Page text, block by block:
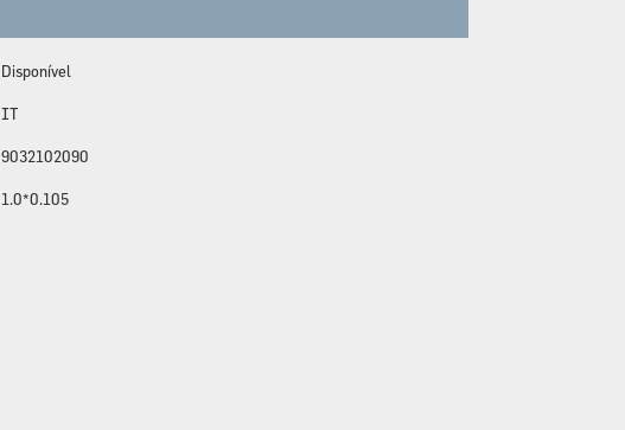
Disponível
IT
9032102090
1.0*0.105